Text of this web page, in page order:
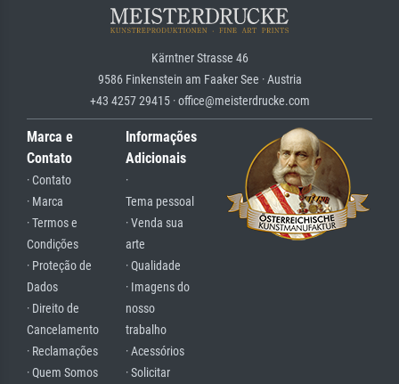
Kärntner Strasse 46
9586 Finkenstein am Faaker See · Austria
+43 4257 29415 · office@meisterdrucke.com
Marca e
Contato
· Contato
· Marca
· Termos e
Condições
· Proteção de
Dados
· Direito de
Cancelamento
· Reclamações
· Quem Somos
Informações
Adicionais
·
Tema pessoal
· Venda sua
arte
· Qualidade
· Imagens do
nosso
trabalho
· Acessórios
· Solicitar